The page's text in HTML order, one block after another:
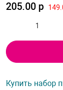
205.00 р
Купить набор